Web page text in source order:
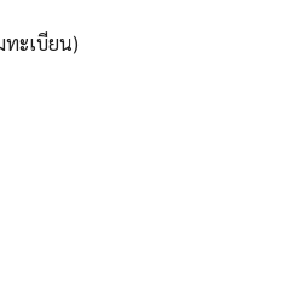
ะเบียน)